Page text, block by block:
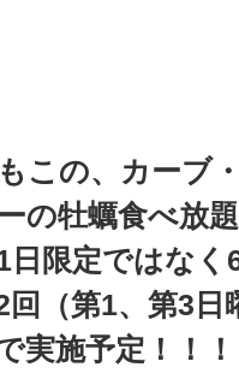
この、カーブ
の牡蠣食べ放
日限定ではなく
回（第1、第3日
実施予定！！！